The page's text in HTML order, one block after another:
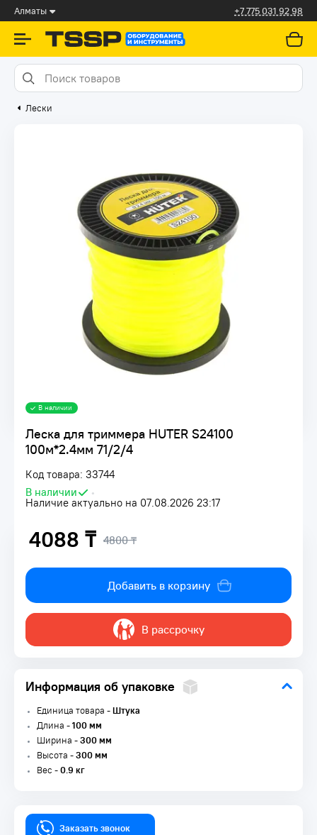
Алматы +7 775 031 92 98
Лески
Леска для триммера HUTER S24100
100м*2.4мм 71/2/4
Код товара: 33744
В наличии
•
Наличие актуально на 07.08.2026 23:17
В наличии
4088 ₸ 4800 ₸
Добавить в корзину
В рассрочку
Информация об упаковке
Единица товара -Штука
Длина -100 мм
Ширина -300 мм
Высота -300 мм
Вес -0.9 кг
Заказать звонок